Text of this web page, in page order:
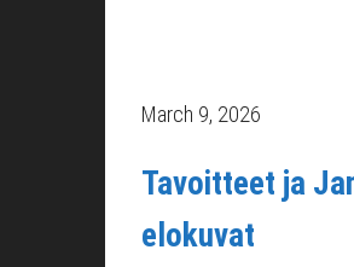
March 9, 2026
Tavoitteet ja
elokuvat